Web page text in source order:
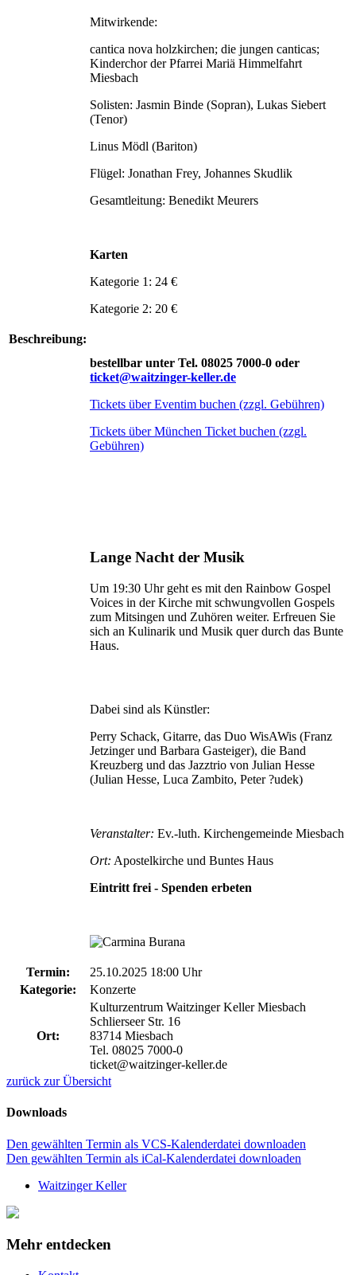
Beschreibung:
Mitwirkende:
cantica nova holzkirchen; die jungen canticas;
Kinderchor der Pfarrei Mariä Himmelfahrt
Miesbach
Solisten: Jasmin Binde (Sopran), Lukas Siebert
(Tenor)
Linus Mödl (Bariton)
Flügel: Jonathan Frey, Johannes Skudlik
Gesamtleitung: Benedikt Meurers
Karten
Kategorie 1: 24 €
Kategorie 2: 20 €
bestellbar unter Tel. 08025 7000-0 oder
ticket@waitzinger-keller.de
Tickets über Eventim buchen (zzgl. Gebühren)
Tickets über München Ticket buchen (zzgl.
Gebühren)
Lange Nacht der Musik
Um 19:30 Uhr geht es mit den Rainbow Gospel
Voices in der Kirche mit schwungvollen Gospels
zum Mitsingen und Zuhören weiter. Erfreuen Sie
sich an Kulinarik und Musik quer durch das Bunte
Haus.
Dabei sind als Künstler:
Perry Schack, Gitarre, das Duo WisAWis (Franz
Jetzinger und Barbara Gasteiger), die Band
Kreuzberg und das Jazztrio von Julian Hesse
(Julian Hesse, Luca Zambito, Peter ?udek)
Veranstalter: Ev.-luth. Kirchengemeinde Miesbach
Ort: Apostelkirche und Buntes Haus
Eintritt frei - Spenden erbeten
Termin:
25.10.2025 18:00 Uhr
Kategorie:
Konzerte
Ort:
Kulturzentrum Waitzinger Keller Miesbach
Schlierseer Str. 16
83714 Miesbach
Tel. 08025 7000-0
ticket@waitzinger-keller.de
zurück zur Übersicht
Downloads
Den gewählten Termin als VCS-Kalenderdatei downloaden
Den gewählten Termin als iCal-Kalenderdatei downloaden
Waitzinger Keller
Mehr entdecken